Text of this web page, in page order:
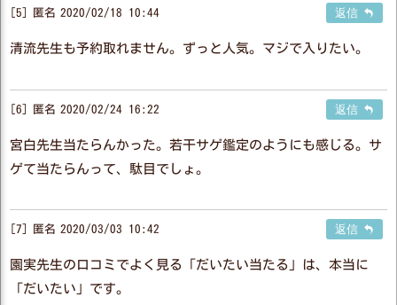
5 匿名 2020/02/18 10:44 返信
清流先生も予約取れません。ずっと人気。マジで入りたい。
6 匿名 2020/02/24 16:22 返信
宮白先生当たらんかった。若干サゲ鑑定のようにも感じる。サ
ゲて当たらんって、駄目でしょ。
7 匿名 2020/03/03 10:42 返信
園実先生の口コミでよく見る「だいたい当たる」は、本当に
「だいたい」です。